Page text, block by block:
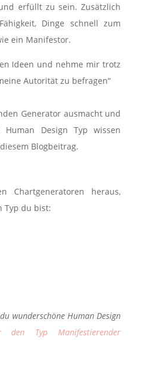
erfüllt zu sein. Zusätzlich
Dinge schnell zum
ein Manifestor.
Ideen und nehme mir trotz
Autorität zu befragen“
Generator ausmacht und
Design Typ wissen
Blogbeitrag.
Chartgeneratoren heraus,
Typ du bist:
wunderschöne Human Design
den Typ Manifestierender